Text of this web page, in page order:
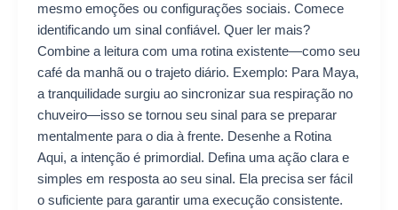
mesmo emoções ou configurações sociais. Comece
identificando um sinal confiável. Quer ler mais?
Combine a leitura com uma rotina existente—como seu
café da manhã ou o trajeto diário. Exemplo: Para Maya,
a tranquilidade surgiu ao sincronizar sua respiração no
chuveiro—isso se tornou seu sinal para se preparar
mentalmente para o dia à frente. Desenhe a Rotina
Aqui, a intenção é primordial. Defina uma ação clara e
simples em resposta ao seu sinal. Ela precisa ser fácil
o suficiente para garantir uma execução consistente.